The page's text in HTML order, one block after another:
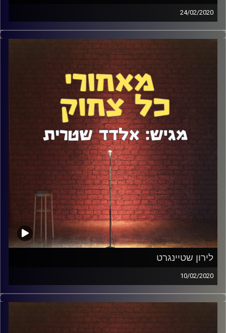
24/02/2020
יאיר אורבך הגיע לאולפן כדי לספר איך זה להיות סטנדאפיסט
חובש כיפה, על המופע החדש עם אשתו ("יאיר ועצבנית"), על
כן והוא נשוי לחילונית. היה לוהט.
קרדיט תמונות: אלדד שטרית
לירון שטיינגרט
10/02/2020
אם היה לכם חיבור אינטרנט פעיל במהלך השנה האחרונה, אין
מצב שפספסתם את הסרטונים של לירון שטיינגרט. לירון הוא
אישיות מרתקת מהמון סיבות. הוא סיים בהצטיינות כל מסגרת
שהיה בה, קיבל 780 בפסיכומטרי ובגדול יכל לבחור בכל